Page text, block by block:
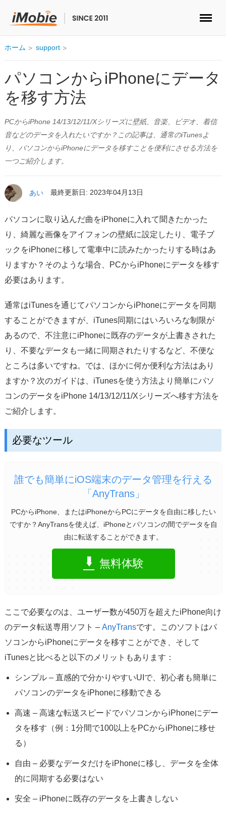
ロック解除&データ復元
データ転送
マルチメディア
便利ツール
ソリューション
ダウンロード
サポート
言語選択
ホーム support
パソコンからiPhoneにデータ
を移す方法
PCからiPhone 14/13/12/11/Xシリーズに壁紙、音楽、ビデオ、着信
音などのデータを入れたいですか？この記事は、通常のiTunesよ
り、パソコンからiPhoneにデータを移すことを便利にさせる方法を
一つご紹介します。
あい 最終更新日: 2023年04月13日
パソコンに取り込んだ曲をiPhoneに入れて聞きたかった
り、綺麗な画像をアイフォンの壁紙に設定したり、電子ブ
ックをiPhoneに移して電車中に読みたかったりする時はあ
りますか？そのような場合、PCからiPhoneにデータを移す
必要はあります。
通常はiTunesを通じてパソコンからiPhoneにデータを同期
することができますが、iTunes同期にはいろいろな制限が
あるので、不注意にiPhoneに既存のデータが上書きされた
り、不要なデータも一緒に同期されたりするなど、不便な
ところは多いですね。では、ほかに何か便利な方法はあり
ますか？次のガイドは、iTunesを使う方法より簡単にパソ
コンのデータをiPhone 14/13/12/11/Xシリーズへ移す方法を
ご紹介します。
必要なツール
誰でも簡単にiOS端末のデータ管理を行える
「AnyTrans」
PCからiPhone、またはiPhoneからPCにデータを自由に移したい
ですか？AnyTransを使えば、iPhoneとパソコンの間でデータを自
由に転送することができます。
無料体験
ここで必要なのは、ユーザー数が450万を超えたiPhone向け
のデータ転送専用ソフト – AnyTransです。このソフトはパ
ソコンからiPhoneにデータを移すことができ、そして
iTunesと比べると以下のメリットもあります：
シンプル – 直感的で分かりやすいUIで、初心者も簡単に
パソコンのデータをiPhoneに移動できる
高速 – 高速な転送スピードでパソコンからiPhoneにデー
タを移す（例：1分間で100以上をPCからiPhoneに移せ
る）
自由 – 必要なデータだけをiPhoneに移し、データを全体
的に同期する必要はない
安全 – iPhoneに既存のデータを上書きしない